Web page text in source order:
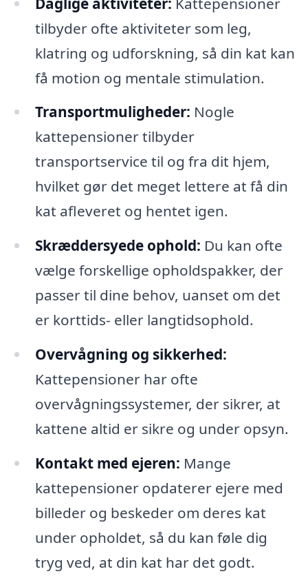
tilbyder ofte aktiviteter som leg,
klatring og udforskning, så din kat kan
få motion og mentale stimulation.
Transportmuligheder: Nogle
kattepensioner tilbyder
transportservice til og fra dit hjem,
hvilket gør det meget lettere at få din
kat afleveret og hentet igen.
Skræddersyede ophold: Du kan ofte
vælge forskellige opholdspakker, der
passer til dine behov, uanset om det
er korttids- eller langtidsophold.
Overvågning og sikkerhed:
Kattepensioner har ofte
overvågningssystemer, der sikrer, at
kattene altid er sikre og under opsyn.
Kontakt med ejeren: Mange
kattepensioner opdaterer ejere med
billeder og beskeder om deres kat
under opholdet, så du kan føle dig
tryg ved, at din kat har det godt.